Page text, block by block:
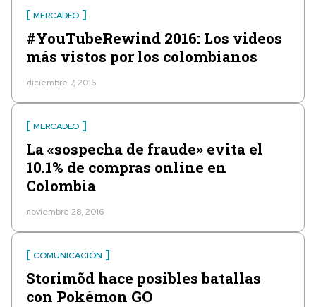
MERCADEO
#YouTubeRewind 2016: Los videos
más vistos por los colombianos
diciembre 7, 2016
MERCADEO
La «sospecha de fraude» evita el
10.1% de compras online en
Colombia
noviembre 28, 2016
COMUNICACIÓN
Storimõd hace posibles batallas
con Pokémon GO